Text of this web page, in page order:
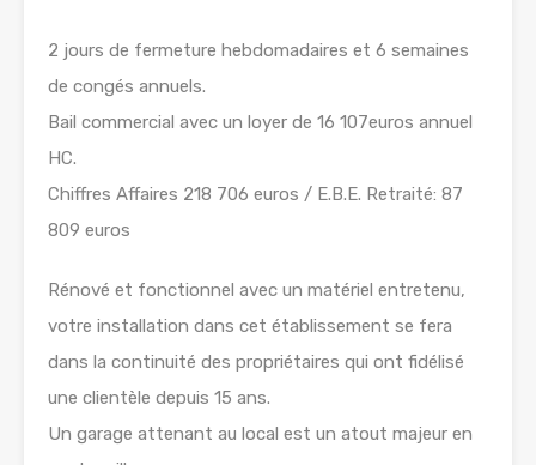
2 jours de fermeture hebdomadaires et 6 semaines
de congés annuels.
Bail commercial avec un loyer de 16 107euros annuel
HC.
Chiffres Affaires 218 706 euros / E.B.E. Retraité: 87
809 euros
Rénové et fonctionnel avec un matériel entretenu,
votre installation dans cet établissement se fera
dans la continuité des propriétaires qui ont fidélisé
une clientèle depuis 15 ans.
Un garage attenant au local est un atout majeur en